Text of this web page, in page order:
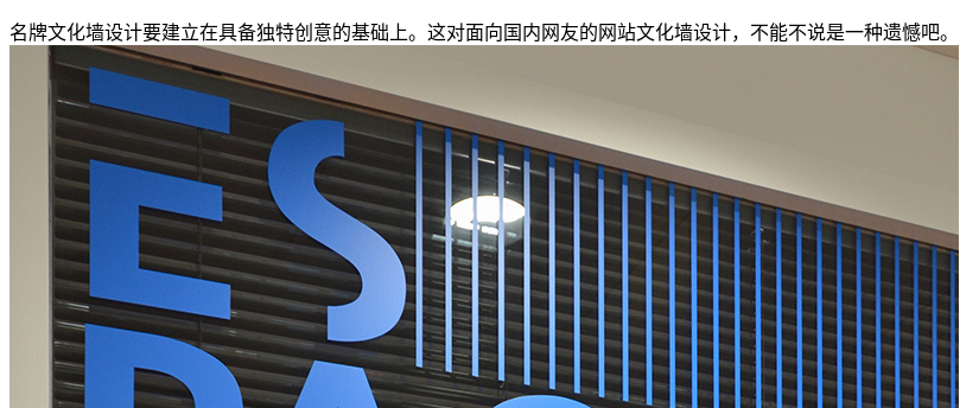
名牌文化墙设计要建立在具备独特创意的基础上。这对面向国内网友的网站文化墙设计，不能不说是一种遗憾吧。